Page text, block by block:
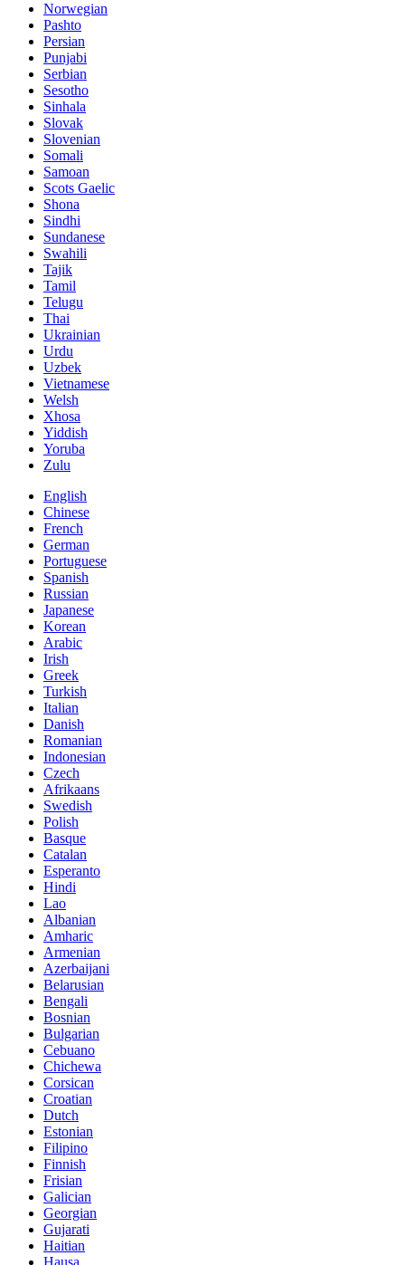
Norwegian
Pashto
Persian
Punjabi
Serbian
Sesotho
Sinhala
Slovak
Slovenian
Somali
Samoan
Scots Gaelic
Shona
Sindhi
Sundanese
Swahili
Tajik
Tamil
Telugu
Thai
Ukrainian
Urdu
Uzbek
Vietnamese
Welsh
Xhosa
Yiddish
Yoruba
Zulu
English
Chinese
French
German
Portuguese
Spanish
Russian
Japanese
Korean
Arabic
Irish
Greek
Turkish
Italian
Danish
Romanian
Indonesian
Czech
Afrikaans
Swedish
Polish
Basque
Catalan
Esperanto
Hindi
Lao
Albanian
Amharic
Armenian
Azerbaijani
Belarusian
Bengali
Bosnian
Bulgarian
Cebuano
Chichewa
Corsican
Croatian
Dutch
Estonian
Filipino
Finnish
Frisian
Galician
Georgian
Gujarati
Haitian
Hausa